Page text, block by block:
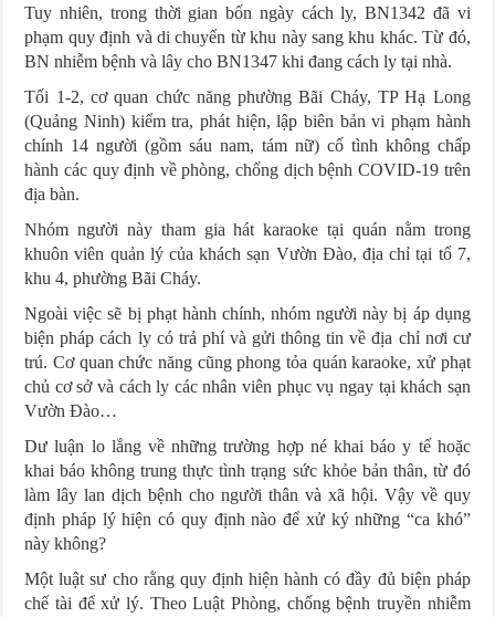
Tuy nhiên, trong thời gian bốn ngày cách ly, BN1342 đã vi
phạm quy định và di chuyển từ khu này sang khu khác. Từ đó,
BN nhiễm bệnh và lây cho BN1347 khi đang cách ly tại nhà.
Tối 1-2, cơ quan chức năng phường Bãi Cháy, TP Hạ Long
(Quảng Ninh) kiểm tra, phát hiện, lập biên bản vi phạm hành
chính 14 người (gồm sáu nam, tám nữ) cố tình không chấp
hành các quy định về phòng, chống dịch bệnh COVID-19 trên
địa bàn.
Nhóm người này tham gia hát karaoke tại quán nằm trong
khuôn viên quản lý của khách sạn Vườn Đào, địa chỉ tại tổ 7,
khu 4, phường Bãi Cháy.
Ngoài việc sẽ bị phạt hành chính, nhóm người này bị áp dụng
biện pháp cách ly có trả phí và gửi thông tin về địa chỉ nơi cư
trú. Cơ quan chức năng cũng phong tỏa quán karaoke, xử phạt
chủ cơ sở và cách ly các nhân viên phục vụ ngay tại khách sạn
Vườn Đào…
Dư luận lo lắng về những trường hợp né khai báo y tế hoặc
khai báo không trung thực tình trạng sức khỏe bản thân, từ đó
làm lây lan dịch bệnh cho người thân và xã hội. Vậy về quy
định pháp lý hiện có quy định nào để xử ký những “ca khó”
này không?
Một luật sư cho rằng quy định hiện hành có đầy đủ biện pháp
chế tài để xử lý. Theo Luật Phòng, chống bệnh truyền nhiễm